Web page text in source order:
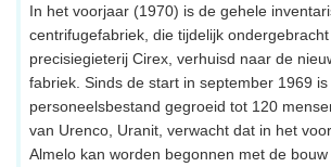
In het voorjaar (1970) is de gehele
centrifugefabriek, die tijdelijk
precisiegieterij Cirex, verhuisd naar de
fabriek. Sinds de start in september 1969 is
personeelsbestand gegroeid tot 120
van Urenco, Uranit, verwacht dat in het
Almelo kan worden begonnen met de